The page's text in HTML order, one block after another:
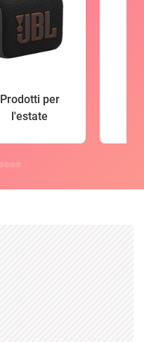
Prodotti per
l'estate